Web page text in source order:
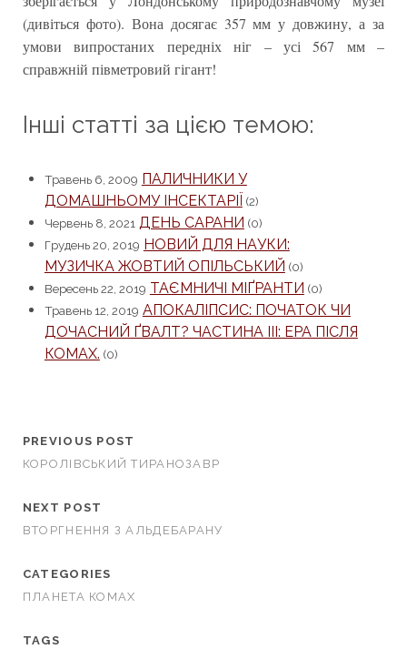
(дивіться фото). Вона досягає 357 мм у довжину, а за
умови випростаних передніх ніг – усі 567 мм –
справжній півметровий гігант!
Інші статті за цією темою:
Травень 6, 2009 ПАЛИЧНИКИ У
ДОМАШНЬОМУ ІНСЕКТАРІЇ
(2)
Червень 8, 2021 ДЕНЬ САРАНИ (0)
Грудень 20, 2019 НОВИЙ ДЛЯ НАУКИ:
МУЗИЧКА ЖОВТИЙ ОПІЛЬСЬКИЙ (0)
Вересень 22, 2019 ТАЄМНИЧІ МІҐРАНТИ (0)
Травень 12, 2019 АПОКАЛІПСИС: ПОЧАТОК ЧИ
ДОЧАСНИЙ ҐВАЛТ? ЧАСТИНА ІІІ: ЕРА ПІСЛЯ
КОМАХ. (0)
PREVIOUS POST
КОРОЛІВСЬКИЙ ТИРАНОЗАВР
NEXT POST
ВТОРГНЕННЯ З АЛЬДЕБАРАНУ
CATEGORIES
ПЛАНЕТА КОМАХ
TAGS